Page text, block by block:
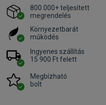
800 000+ teljesített
megrendelés
Környezetbarát
működés
Ingyenes szállítás
15 900 Ft felett
Megbízható
bolt